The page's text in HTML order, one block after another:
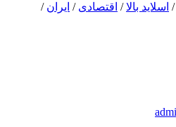
/ اسلاید بالا/ اقتصادی / ایران /